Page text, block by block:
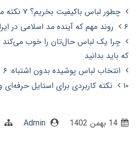
چطور لباس باکیفیت بخریم؟ ۷ نکته مهم و کاربردی
۶ روند مهم که آینده مد اسلامی در ایران را می‌سازد
که باید بدانید
انتخاب لباس پوشیده بدون اشتباه: ۶ نکته کلیدی
۱۰ نکته کاربردی برای استایل حرفه‌ای و مناسب در محل کار
Admin